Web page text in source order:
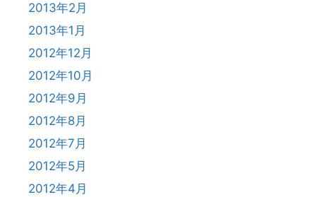
2013年2月
2013年1月
2012年12月
2012年10月
2012年9月
2012年8月
2012年7月
2012年5月
2012年4月